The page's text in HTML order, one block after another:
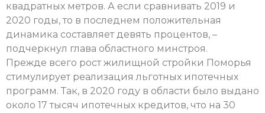
квадратных метров. А если сравнивать 2019 и
2020 годы, то в последнем положительная
динамика составляет девять процентов, –
подчеркнул глава областного минстроя.
Прежде всего рост жилищной стройки Поморья
стимулирует реализация льготных ипотечных
программ. Так, в 2020 году в области было выдано
около 17 тысяч ипотечных кредитов, что на 30